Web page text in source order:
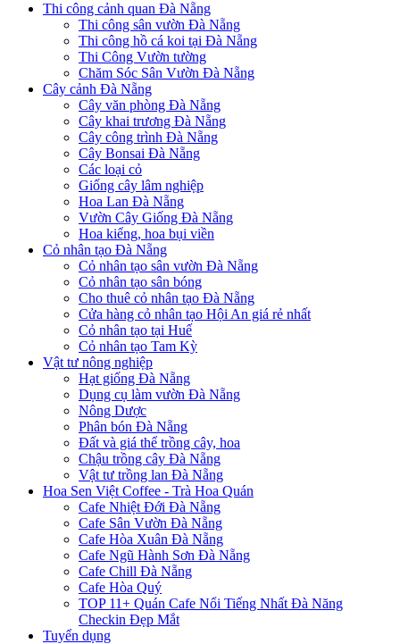
Thi công cảnh quan Đà Nẵng
Thi công sân vườn Đà Nẵng
Thi công hồ cá koi tại Đà Nẵng
Thi Công Vườn tường
Chăm Sóc Sân Vườn Đà Nẵng
Cây cảnh Đà Nẵng
Cây văn phòng Đà Nẵng
Cây khai trương Đà Nẵng
Cây công trình Đà Nẵng
Cây Bonsai Đà Nẵng
Các loại cỏ
Giống cây lâm nghiệp
Hoa Lan Đà Nẵng
Vườn Cây Giống Đà Nẵng
Hoa kiểng, hoa bụi viền
Cỏ nhân tạo Đà Nẵng
Cỏ nhân tạo sân vườn Đà Nẵng
Cỏ nhân tạo sân bóng
Cho thuê cỏ nhân tạo Đà Nẵng
Cửa hàng cỏ nhân tạo Hội An giá rẻ nhất
Cỏ nhân tạo tại Huế
Cỏ nhân tạo Tam Kỳ
Vật tư nông nghiệp
Hạt giống Đà Nẵng
Dụng cụ làm vườn Đà Nẵng
Nông Dược
Phân bón Đà Nẵng
Đất và giá thể trồng cây, hoa
Chậu trồng cây Đà Nẵng
Vật tư trồng lan Đà Nẵng
Hoa Sen Việt Coffee - Trà Hoa Quán
Cafe Nhiệt Đới Đà Nẵng
Cafe Sân Vườn Đà Nẵng
Cafe Hòa Xuân Đà Nẵng
Cafe Ngũ Hành Sơn Đà Nẵng
Cafe Chill Đà Nẵng
Cafe Hòa Quý
TOP 11+ Quán Cafe Nổi Tiếng Nhất Đà Năng
Checkin Đẹp Mắt
Tuyển dụng